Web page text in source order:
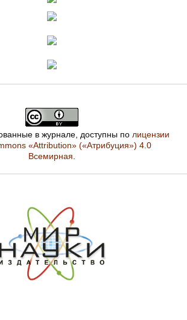
в журнале, доступны по лицензии
«Attribution» («Атрибуция») 4.0
Всемирная